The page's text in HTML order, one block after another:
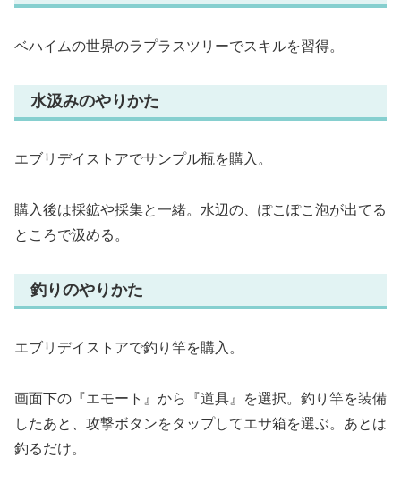
ベハイムの世界のラプラスツリーでスキルを習得。
水汲みのやりかた
エブリデイストアでサンプル瓶を購入。
購入後は採鉱や採集と一緒。水辺の、ぽこぽこ泡が出てる
ところで汲める。
釣りのやりかた
エブリデイストアで釣り竿を購入。
画面下の『エモート』から『道具』を選択。釣り竿を装備
したあと、攻撃ボタンをタップしてエサ箱を選ぶ。あとは
釣るだけ。